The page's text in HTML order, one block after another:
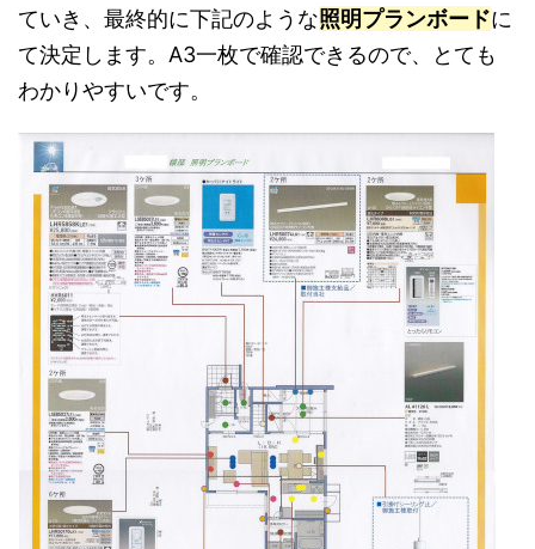
ていき、最終的に下記のような照明プランボードに
て決定します。A3一枚で確認できるので、とても
わかりやすいです。